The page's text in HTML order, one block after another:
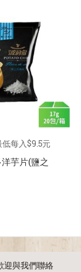
每入$9.5元
洋芋片(鹽之
迎與我們聯絡